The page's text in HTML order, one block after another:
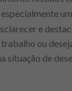
e
ou
situação de